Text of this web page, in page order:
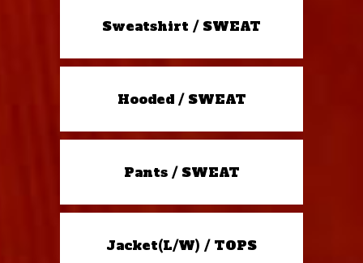
Sweatshirt / SWEAT
Hooded / SWEAT
Pants / SWEAT
Jacket(L/W) / TOPS